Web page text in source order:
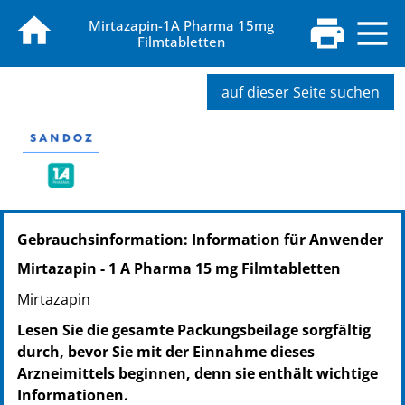
Mirtazapin-1A Pharma 15mg
Filmtabletten
auf dieser Seite suchen
PZN: 00250027
PPN: 110025002768
NTIN: 04150002500278
PPN: 110025048767
NTIN: 04150002504870
PZN: 00250642
PPN: 110025064287
NTIN: 04150002506423
Gebrauchsinformation: Information für Anwender
Mirtazapin - 1 A Pharma 15 mg Filmtabletten
Mirtazapin
Lesen Sie die gesamte Packungsbeilage sorgfältig
durch, bevor Sie mit der Einnahme dieses
Arzneimittels beginnen, denn sie enthält wichtige
Informationen.